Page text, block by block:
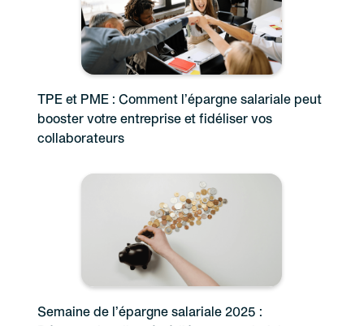
TPE et PME : Comment l’épargne salariale peut
booster votre entreprise et fidéliser vos
collaborateurs
Semaine de l’épargne salariale 2025 :